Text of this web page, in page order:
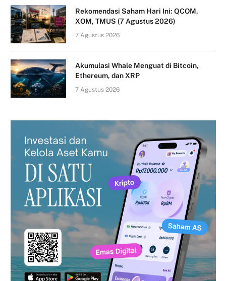
Rekomendasi Saham Hari Ini: QCOM,
XOM, TMUS (7 Agustus 2026)
7 Agustus 2026
Akumulasi Whale Menguat di Bitcoin,
Ethereum, dan XRP
7 Agustus 2026